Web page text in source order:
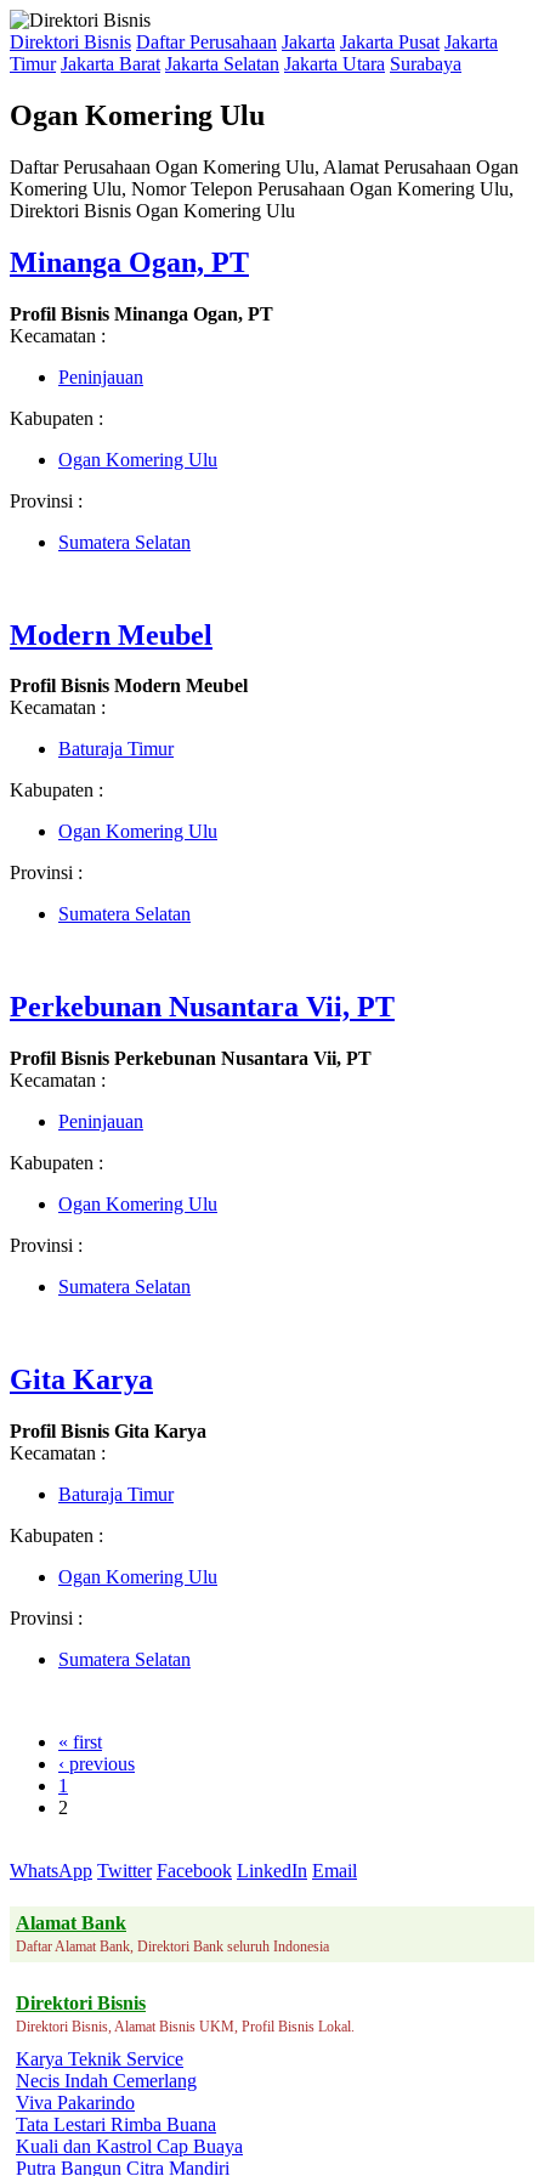
Direktori Bisnis Daftar Perusahaan Jakarta Jakarta Pusat Jakarta
Timur Jakarta Barat Jakarta Selatan Jakarta Utara Surabaya
Ogan Komering Ulu
Daftar Perusahaan Ogan Komering Ulu, Alamat Perusahaan Ogan
Komering Ulu, Nomor Telepon Perusahaan Ogan Komering Ulu,
Direktori Bisnis Ogan Komering Ulu
Minanga Ogan, PT
Profil Bisnis Minanga Ogan, PT
Kecamatan :
Peninjauan
Kabupaten :
Ogan Komering Ulu
Provinsi :
Sumatera Selatan
Modern Meubel
Profil Bisnis Modern Meubel
Kecamatan :
Baturaja Timur
Kabupaten :
Ogan Komering Ulu
Provinsi :
Sumatera Selatan
Perkebunan Nusantara Vii, PT
Profil Bisnis Perkebunan Nusantara Vii, PT
Kecamatan :
Peninjauan
Kabupaten :
Ogan Komering Ulu
Provinsi :
Sumatera Selatan
Gita Karya
Profil Bisnis Gita Karya
Kecamatan :
Baturaja Timur
Kabupaten :
Ogan Komering Ulu
Provinsi :
Sumatera Selatan
« first
‹ previous
1
2
WhatsApp Twitter Facebook LinkedIn Email
Alamat Bank
Daftar Alamat Bank, Direktori Bank seluruh Indonesia
Direktori Bisnis
Direktori Bisnis, Alamat Bisnis UKM, Profil Bisnis Lokal.
Karya Teknik Service
Necis Indah Cemerlang
Viva Pakarindo
Tata Lestari Rimba Buana
Kuali dan Kastrol Cap Buaya
Putra Bangun Citra Mandiri